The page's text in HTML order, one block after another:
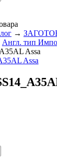
→
Англ. тип
Assa